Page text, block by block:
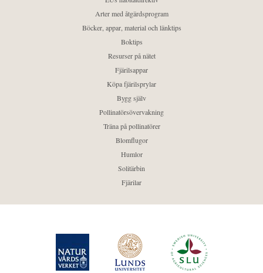
Arter med åtgärdsprogram
Böcker, appar, material och länktips
Boktips
Resurser på nätet
Fjärilsappar
Köpa fjärilsprylar
Bygg själv
Pollinatörsövervakning
Träna på pollinatörer
Blomflugor
Humlor
Solitärbin
Fjärilar